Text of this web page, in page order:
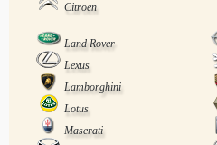
Citroen
Land Rover
Lexus
Lamborghini
Lotus
Maserati